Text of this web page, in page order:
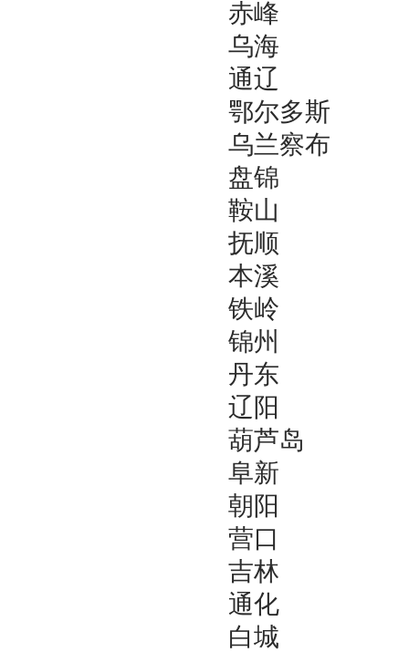
赤峰
乌海
通辽
鄂尔多斯
乌兰察布
盘锦
鞍山
抚顺
本溪
铁岭
锦州
丹东
辽阳
葫芦岛
阜新
朝阳
营口
吉林
通化
白城